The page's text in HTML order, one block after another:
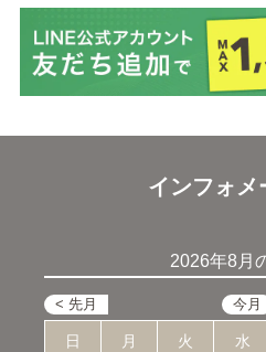
インフォメ
2026年8月
日 月 火 水